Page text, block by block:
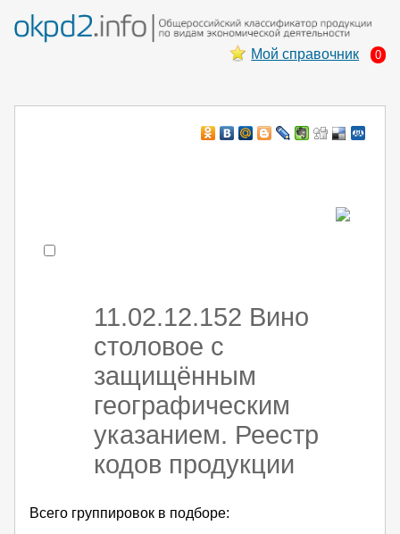
Мой справочник 0
11.02.12.152 Вино
столовое с
защищённым
географическим
указанием. Реестр
кодов продукции
Всего группировок в подборе: